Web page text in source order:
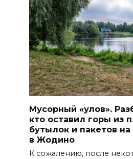
Мусорный «улов».
кто оставил горы из
бутылок и пакетов на
в Жодино
К сожалению, после